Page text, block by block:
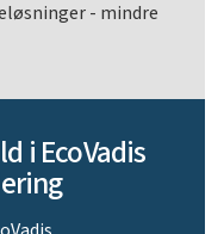
- mindre
i EcoVadis